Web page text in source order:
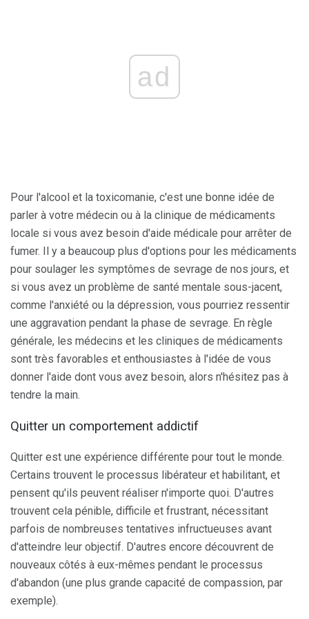
ad
Pour l'alcool et la toxicomanie, c'est une bonne idée de
parler à votre médecin ou à la clinique de médicaments
locale si vous avez besoin d'aide médicale pour arrêter de
fumer. Il y a beaucoup plus d'options pour les médicaments
pour soulager les symptômes de sevrage de nos jours, et
si vous avez un problème de santé mentale sous-jacent,
comme l'anxiété ou la dépression, vous pourriez ressentir
une aggravation pendant la phase de sevrage. En règle
générale, les médecins et les cliniques de médicaments
sont très favorables et enthousiastes à l'idée de vous
donner l'aide dont vous avez besoin, alors n'hésitez pas à
tendre la main.
Quitter un comportement addictif
Quitter est une expérience différente pour tout le monde.
Certains trouvent le processus libérateur et habilitant, et
pensent qu'ils peuvent réaliser n'importe quoi. D'autres
trouvent cela pénible, difficile et frustrant, nécessitant
parfois de nombreuses tentatives infructueuses avant
d'atteindre leur objectif. D'autres encore découvrent de
nouveaux côtés à eux-mêmes pendant le processus
d'abandon (une plus grande capacité de compassion, par
exemple).